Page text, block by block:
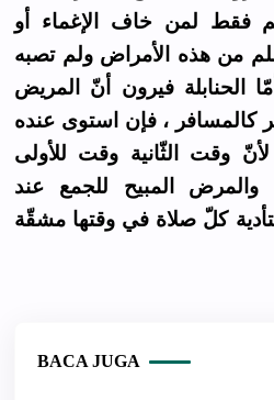
فقط لمن خاف الإغماء أو
من هذه الأمراض ولم تصبه
الحنابلة فيرون أنّ المريض
كالمسافر ، فإن استوى عنده
لأنّ وقت الثّانية وقت للأولى
المبيح للجمع عند
بتأدية كلّ صلاة في وقتها مشقّة
BACA JUGA